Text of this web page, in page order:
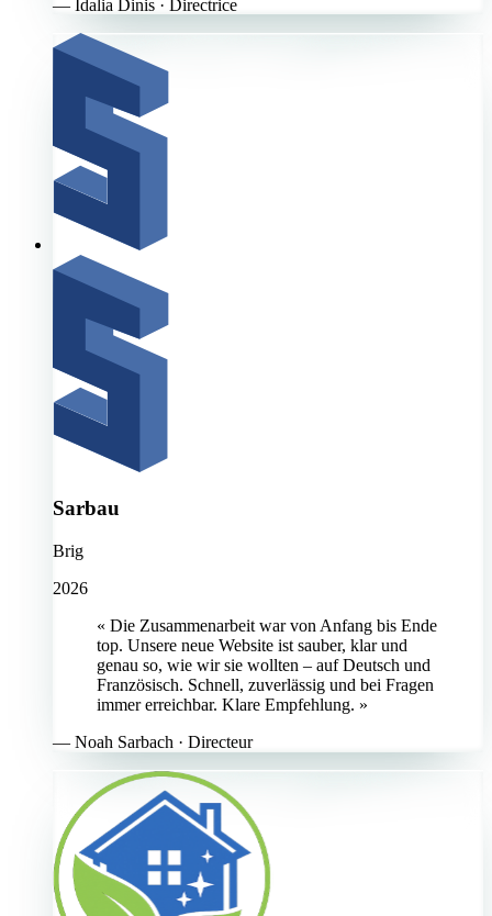
— Idalia Dinis · Directrice
Sarbau
Brig
2026
« Die Zusammenarbeit war von Anfang bis Ende
top. Unsere neue Website ist sauber, klar und
genau so, wie wir sie wollten – auf Deutsch und
Französisch. Schnell, zuverlässig und bei Fragen
immer erreichbar. Klare Empfehlung. »
— Noah Sarbach · Directeur